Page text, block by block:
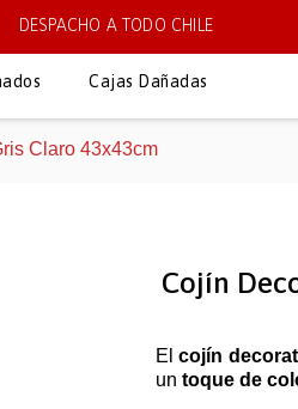
DESPACHO A TODO CHILE
Cajas Dañadas
Claro 43x43cm
Cojín
Elcojín
un toque de